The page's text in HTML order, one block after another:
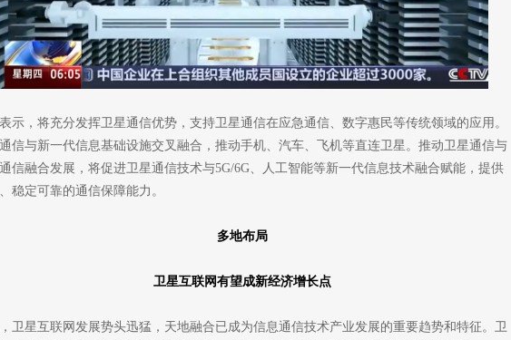
示，将充分发挥卫星通信优势，支持卫星通信在应急通信、数字惠民等传统领域的应用。
信与新一代信息基础设施交叉融合，推动手机、汽车、飞机等直连卫星。推动卫星通信与
信融合发展，将促进卫星通信技术与5G/6G、人工智能等新一代信息技术融合赋能，提供
稳定可靠的通信保障能力。
多地布局
卫星互联网有望成新经济增长点
卫星互联网发展势头迅猛，天地融合已成为信息通信技术产业发展的重要趋势和特征。卫